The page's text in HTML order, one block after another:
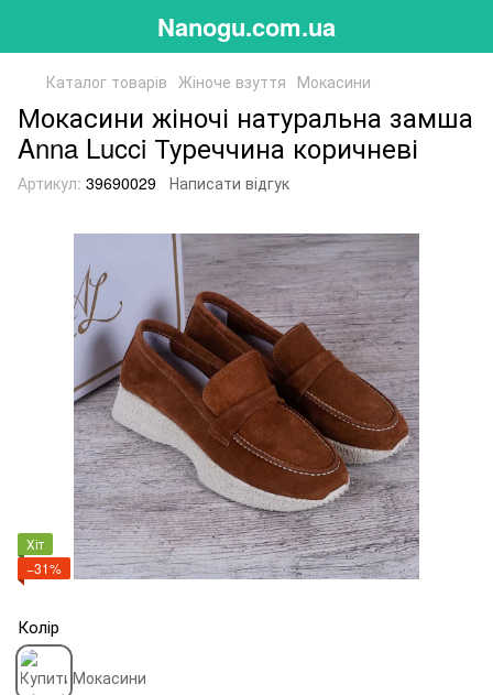
Nanogu.com.ua
Каталог товарів Жіноче взуття Мокасини
Мокасини жіночі натуральна замша
Anna Lucci Туреччина коричневі
Артикул: 39690029 Написати відгук
Хіт
−31%
Колір